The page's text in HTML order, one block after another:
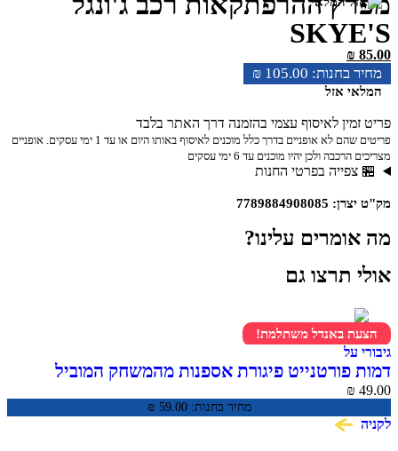
SKYE'S
₪ 105.00
₪ 85.00
המלאי אזל
פריט זמין לאיסוף עצמי בהזמנה דרך האתר בלבד
פריטים שהם לא אופניים בדרך כלל מוכנים לאיסוף באותו היום או עד 1 ימי עסקים. אופניים
מצריכים הרכבה ולכן יהיו מוכנים עד 6 ימי עסקים
🏪 צפייה בפרטי החנות
מק"ט יצרן: 7789884908085
מה אומרים עלינו?
אולי תרצו גם
הצעת באנדל משתלמת!
גיבורי על
דמות פורטנייט פיגורת אספנות מהמשחק המוביל
Frozen Fishstick Fortnite
מחיר בחנות: ₪ 59.00
₪ 49.00
לקניה